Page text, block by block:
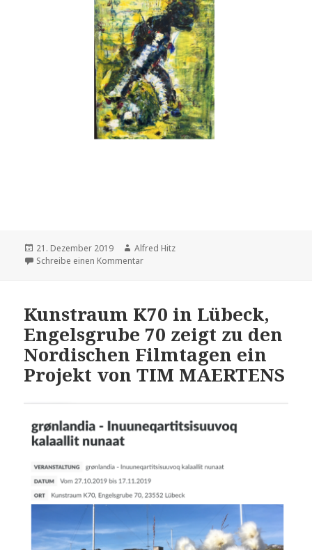
Veröffentlicht
am
21. Dezember 2019 Autor
Alfred Hitz
Schreibe einen Kommentar
Kunstraum K70 in Lübeck,
Engelsgrube 70 zeigt zu den
Nordischen Filmtagen ein
Projekt von TIM MAERTENS